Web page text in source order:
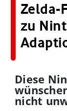
Zelda-
zu
Diese
nicht